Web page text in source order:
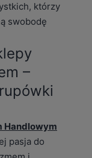
którzy
swobodę
–
Handlowym
pasja do